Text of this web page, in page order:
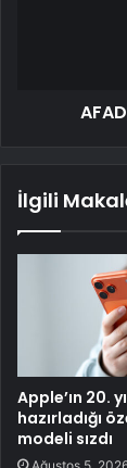
İlgili
Apple’ın 20.
hazırladığı
modeli sızdı